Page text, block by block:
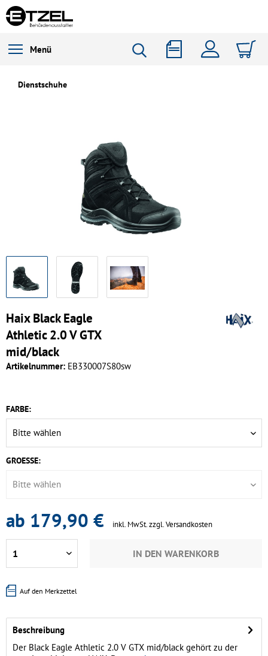
Menü
Dienstschuhe
Haix Black Eagle
Athletic 2.0 V GTX
mid/black
Artikelnummer: EB330007S80sw
FARBE:
GROESSE:
ab 179,90 € inkl. MwSt.zzgl. Versandkosten
IN DEN WARENKORB
Auf den Merkzettel
Beschreibung
Der Black Eagle Athletic 2.0 V GTX mid/black gehört zu der